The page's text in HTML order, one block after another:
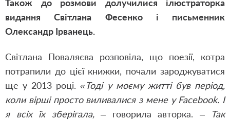
Також до розмови долучилися ілюстраторка
видання Світлана Фесенко і письменник
Олександр Ірванець.
Світлана Поваляєва розповіла, що поезії, котра
потрапили до цієї книжки, почали зароджуватися
ще у 2013 році.«Тоді у моєму житті був період,
коли вірші просто виливалися з мене у Facebook. І
я всіх їх зберігала, – говорила авторка. –Так